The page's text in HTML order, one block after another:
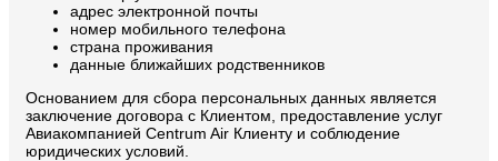
адрес электронной почты
номер мобильного телефона
страна проживания
данные ближайших родственников
Основанием для сбора персональных данных является
заключение договора с Клиентом, предоставление услуг
Авиакомпанией Centrum Air Клиенту и соблюдение
юридических условий.